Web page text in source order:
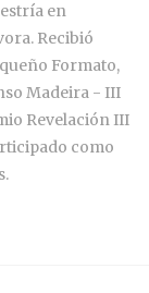
en
Recibió
Formato,
Madeira - III
Revelación III
como